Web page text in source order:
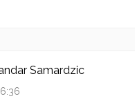
Samardzic